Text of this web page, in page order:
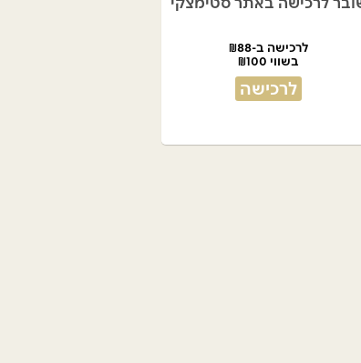
לרכישה ב-₪88
בשווי ₪100
לרכישה